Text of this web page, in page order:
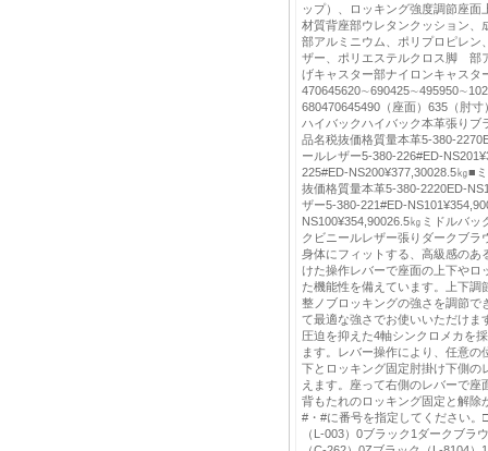
ップ）、ロッキング強度調節座
材質背座部ウレタンクッション
部アルミニウム、ポリプロピレ
ザー、ポリエステルクロス脚 部
げキャスター部ナイロンキャスタ
680470645490（座面）635（肘
ハイバックハイバック本革張りブ
品名税抜価格質量本革5-380-
ールレザー5-380-226#ED-
225#ED-NS200¥377,30028.5㎏■
抜価格質量本革5-380-2220ED-
ザー5-380-221#ED-
NS100¥354,90026.5㎏ミドルバ
クビニールレザー張りダークブラ
身体にフィットする、高級感のあ
けた操作レバーで座面の上下やロ
た機能性を備えています。上下調
整ノブロッキングの強さを調節で
て最適な強さでお使いいただけま
圧迫を抑えた4軸シンクロメカを
ます。レバー操作により、任意
下とロッキング固定肘掛け下側の
えます。座って右側のレバーで
背もたれのロッキング固定と解除
#・#に番号を指定してください
（L-003）0ブラック1ダークブラ